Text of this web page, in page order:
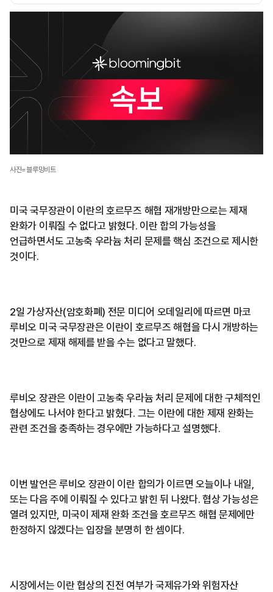
사진=블루밍비트
미국 국무장관이 이란의 호르무즈 해협 재개방만으로는 제재
완화가 이뤄질 수 없다고 밝혔다. 이란 합의 가능성을
언급하면서도 고농축 우라늄 처리 문제를 핵심 조건으로 제시한
것이다.
2일 가상자산(암호화폐) 전문 미디어 오데일리에 따르면 마코
루비오 미국 국무장관은 이란이 호르무즈 해협을 다시 개방하는
것만으로 제재 해제를 받을 수는 없다고 말했다.
루비오 장관은 이란이 고농축 우라늄 처리 문제에 대한 구체적인
협상에도 나서야 한다고 밝혔다. 그는 이란에 대한 제재 완화는
관련 조건을 충족하는 경우에만 가능하다고 설명했다.
이번 발언은 루비오 장관이 이란 합의가 이르면 오늘이나 내일,
또는 다음 주에 이뤄질 수 있다고 밝힌 뒤 나왔다. 협상 가능성은
열려 있지만, 미국이 제재 완화 조건을 호르무즈 해협 문제에만
한정하지 않겠다는 입장을 분명히 한 셈이다.
시장에서는 이란 협상의 진전 여부가 국제유가와 위험자산